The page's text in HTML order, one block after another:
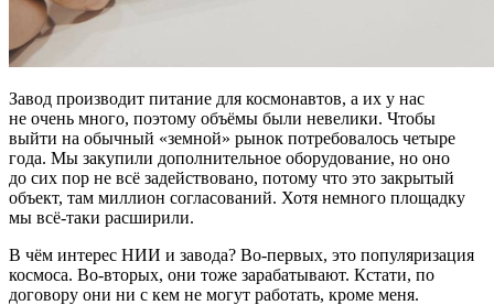
Завод производит питание для космонавтов, а их у нас
не очень много, поэтому объёмы были невелики. Чтобы
выйти на обычный «земной» рынок потребовалось четыре
года. Мы закупили дополнительное оборудование, но оно
до сих пор не всё задействовано, потому что это закрытый
объект, там миллион согласований. Хотя немного площадку
мы всё-таки расширили.
В чём интерес НИИ и завода? Во-первых, это популяризация
космоса. Во-вторых, они тоже зарабатывают. Кстати, по
договору они ни с кем не могут работать, кроме меня.